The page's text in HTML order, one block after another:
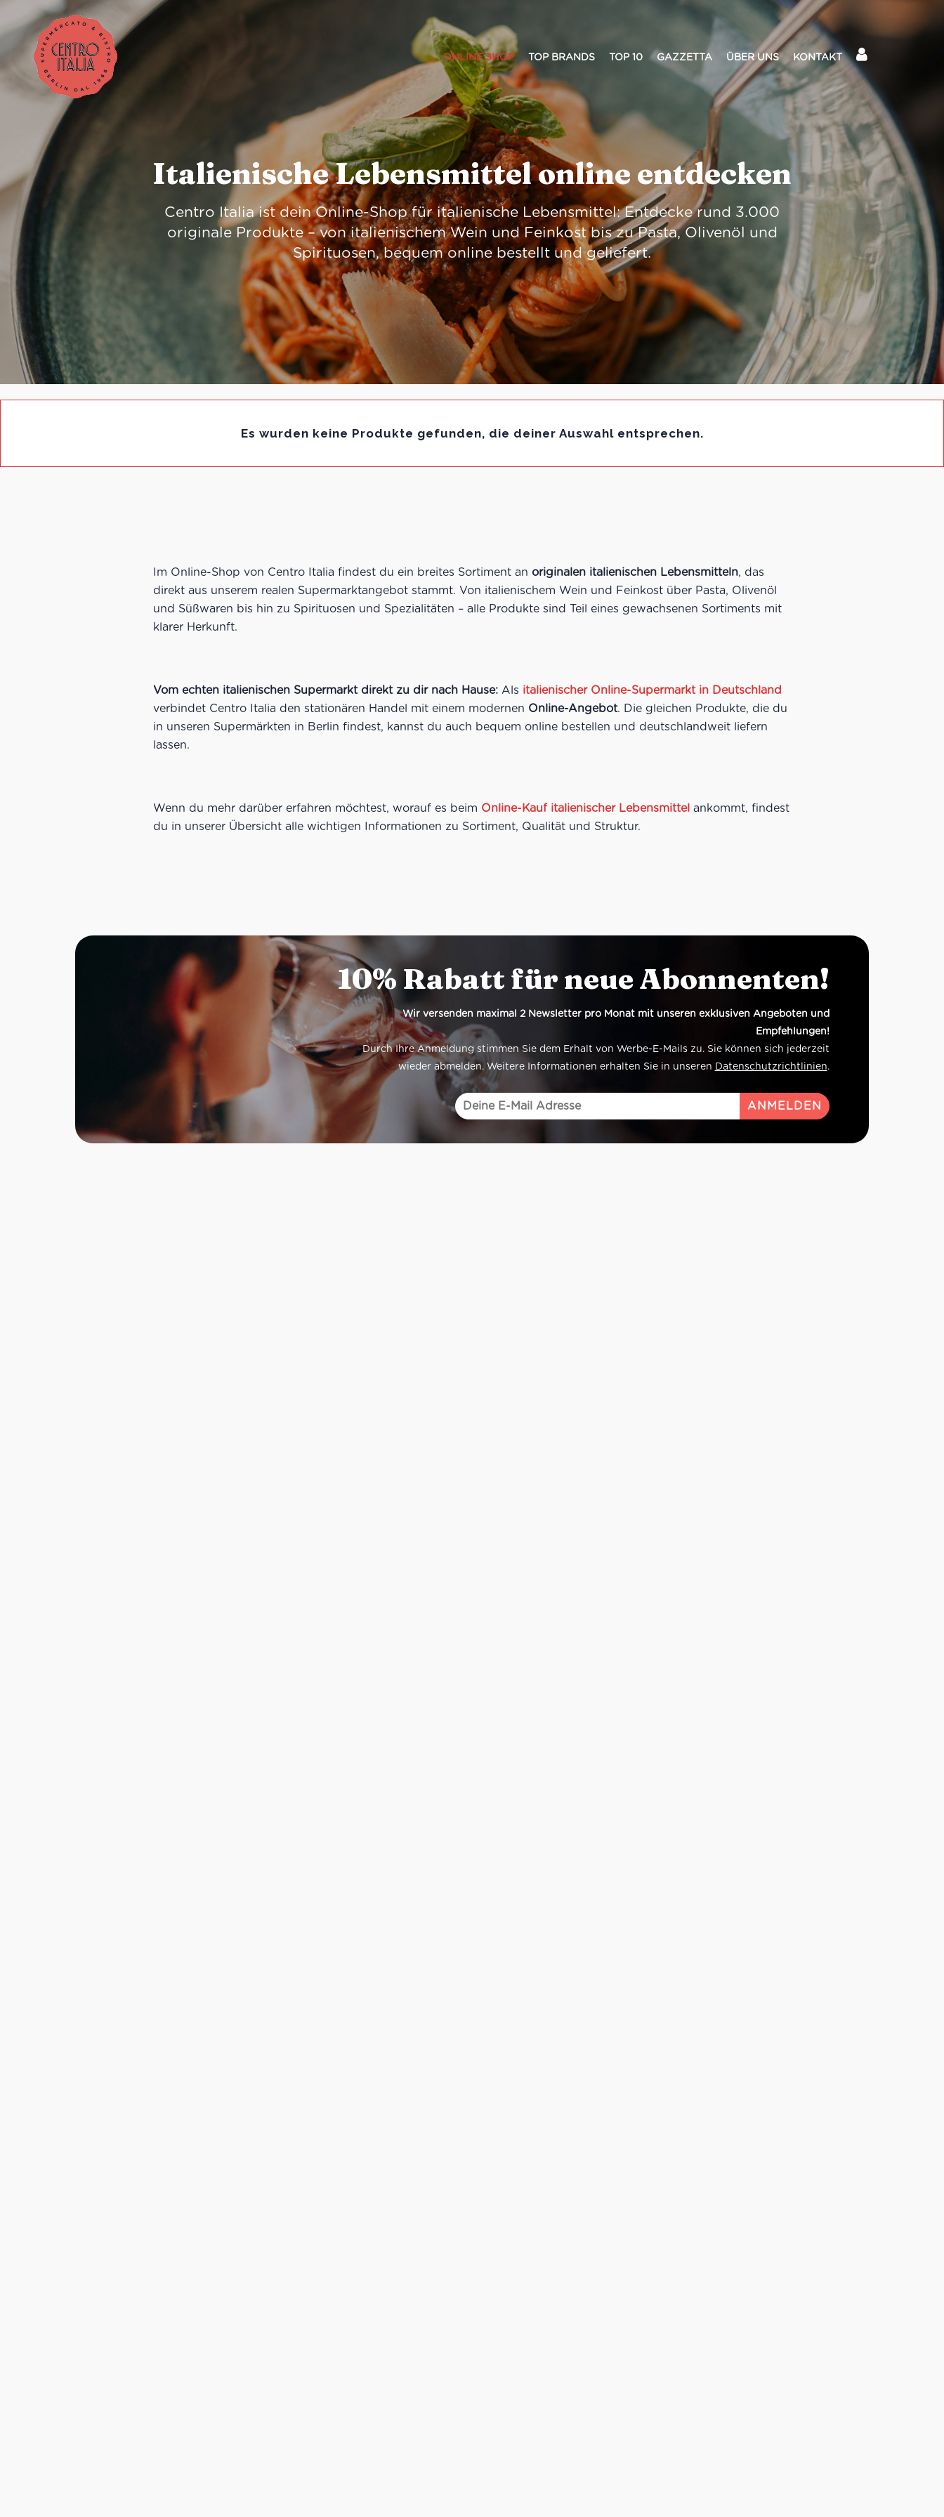
ONLINE SHOP TOP BRANDS TOP 10 GAZZETTA ÜBER UNS KONTAKT
Italienische Lebensmittel online entdecken
Centro Italia ist dein Online-Shop für italienische Lebensmittel: Entdecke rund 3.000
originale Produkte – von italienischem Wein und Feinkost bis zu Pasta, Olivenöl und
Spirituosen, bequem online bestellt und geliefert.
Es wurden keine Produkte gefunden, die deiner Auswahl entsprechen.
Im Online-Shop von Centro Italia findest du ein breites Sortiment an originalen italienischen Lebensmitteln, das
direkt aus unserem realen Supermarktangebot stammt. Von italienischem Wein und Feinkost über Pasta, Olivenöl
und Süßwaren bis hin zu Spirituosen und Spezialitäten – alle Produkte sind Teil eines gewachsenen Sortiments mit
klarer Herkunft.
Vom echten italienischen Supermarkt direkt zu dir nach Hause: Als italienischer Online-Supermarkt in Deutschland
verbindet Centro Italia den stationären Handel mit einem modernen Online-Angebot. Die gleichen Produkte, die du
in unseren Supermärkten in Berlin findest, kannst du auch bequem online bestellen und deutschlandweit liefern
lassen.
Wenn du mehr darüber erfahren möchtest, worauf es beim Online-Kauf italienischer Lebensmittel ankommt, findest
du in unserer Übersicht alle wichtigen Informationen zu Sortiment, Qualität und Struktur.
10% Rabatt für neue Abonnenten!
Wir versenden maximal 2 Newsletter pro Monat mit unseren exklusiven Angeboten und
Empfehlungen!
Durch Ihre Anmeldung stimmen Sie dem Erhalt von Werbe-E-Mails zu. Sie können sich jederzeit
wieder abmelden. Weitere Informationen erhalten Sie in unseren Datenschutzrichtlinien.